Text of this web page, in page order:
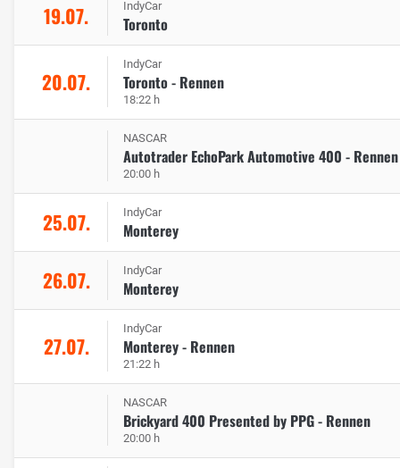
19.07. IndyCar
Toronto
20.07.
IndyCar
Toronto - Rennen
18:22 h
NASCAR
Autotrader EchoPark Automotive 400 - Rennen
20:00 h
25.07. IndyCar
Monterey
26.07. IndyCar
Monterey
27.07.
IndyCar
Monterey - Rennen
21:22 h
NASCAR
Brickyard 400 Presented by PPG - Rennen
20:00 h